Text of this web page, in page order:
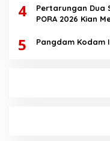
4
Pertarungan Dua
PORA 2026 Kian
5 Pangdam Kodam